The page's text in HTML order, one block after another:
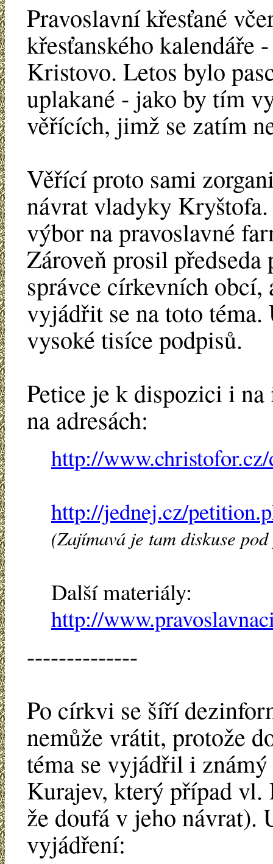
Pravoslavní křesťané
křesťanského kalendáře
Kristovo. Letos bylo
uplakané - jako by tím
věřících, jimž se zatím
Věřící proto sami
návrat vladyky
výbor na pravoslavné
Zároveň prosil
správce církevních
vyjádřit se na toto téma.
vysoké tisíce podpisů.
Petice je k dispozici i
na adresách:
http://
http://jednej.cz/
(Zajímavá je tam diskuse
Další materiály:
http://
--------------
Po církvi se šíří
nemůže vrátit, protože
téma se vyjádřil i
Kurajev, který případ vl.
že doufá v jeho návrat).
vyjádření: